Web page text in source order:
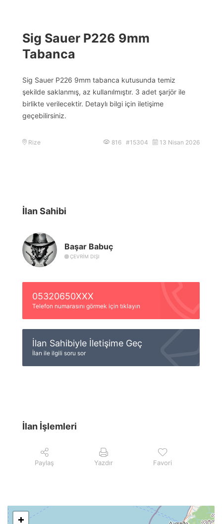
Sig Sauer P226 9mm
Tabanca
Sig Sauer P226 9mm tabanca kutusunda temiz
şekilde saklanmış, az kullanılmıştır. 3 adet şarjör ile
birlikte verilecektir. Detaylı bilgi için iletişime
geçebilirsiniz.
Rize 816 #15304 13 Nisan 2026
İlan Sahibi
Başar Babuç
ÇEVRIM DIŞI
05320650XXX
Telefon numarasını görmek için tıklayın
İlan Sahibiyle İletişime Geç
İlan ile ilgili soru sor
İlan İşlemleri
Paylaş Yazdır Favori
+